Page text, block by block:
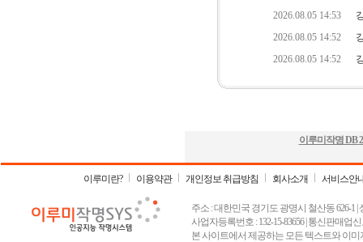
이루미작명 DB
이루미란? 이용약관 개인정보 취급방침 회사소개 서비스안
주소 : 대한민국 경기도 광명시 철산동 626-1 |
사업자등록번호 : 132-15-83656 | 통신판매업
본 사이트에서 제공하는 모든 텍스트와 이